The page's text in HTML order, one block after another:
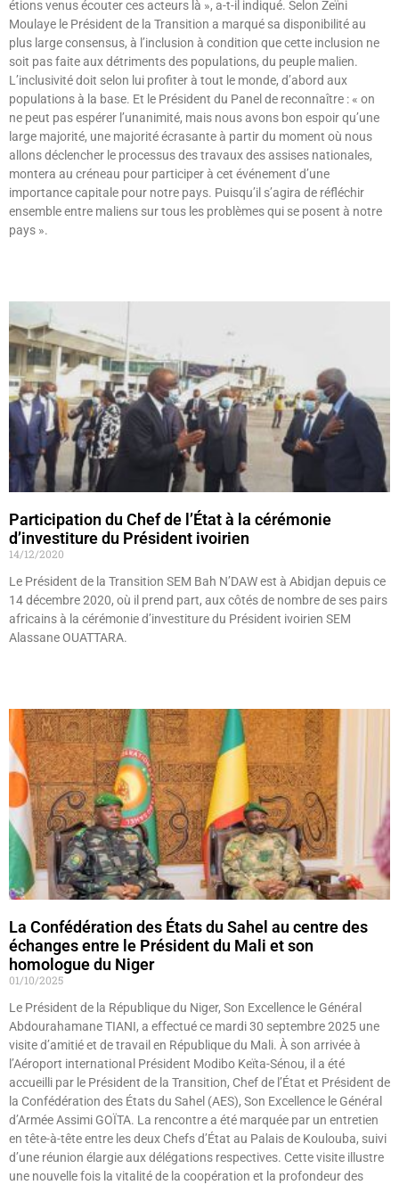
étions venus écouter ces acteurs là », a-t-il indiqué. Selon Zeïni
Moulaye le Président de la Transition a marqué sa disponibilité au
plus large consensus, à l’inclusion à condition que cette inclusion ne
soit pas faite aux détriments des populations, du peuple malien.
L’inclusivité doit selon lui profiter à tout le monde, d’abord aux
populations à la base. Et le Président du Panel de reconnaître : « on
ne peut pas espérer l’unanimité, mais nous avons bon espoir qu’une
large majorité, une majorité écrasante à partir du moment où nous
allons déclencher le processus des travaux des assises nationales,
montera au créneau pour participer à cet événement d’une
importance capitale pour notre pays. Puisqu’il s’agira de réfléchir
ensemble entre maliens sur tous les problèmes qui se posent à notre
pays ».
Participation du Chef de l’État à la cérémonie
d’investiture du Président ivoirien
14/12/2020
Le Président de la Transition SEM Bah N’DAW est à Abidjan depuis ce
14 décembre 2020, où il prend part, aux côtés de nombre de ses pairs
africains à la cérémonie d’investiture du Président ivoirien SEM
Alassane OUATTARA.
La Confédération des États du Sahel au centre des
échanges entre le Président du Mali et son
homologue du Niger
01/10/2025
Le Président de la République du Niger, Son Excellence le Général
Abdourahamane TIANI, a effectué ce mardi 30 septembre 2025 une
visite d’amitié et de travail en République du Mali. À son arrivée à
l’Aéroport international Président Modibo Keïta-Sénou, il a été
accueilli par le Président de la Transition, Chef de l’État et Président de
la Confédération des États du Sahel (AES), Son Excellence le Général
d’Armée Assimi GOÏTA. La rencontre a été marquée par un entretien
en tête-à-tête entre les deux Chefs d’État au Palais de Koulouba, suivi
d’une réunion élargie aux délégations respectives. Cette visite illustre
une nouvelle fois la vitalité de la coopération et la profondeur des